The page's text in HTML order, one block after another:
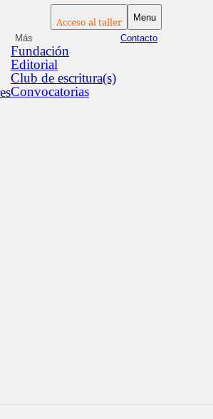
Acceso al taller
Menu
Más
Fundación
Editorial
Club de escritura(s)
Convocatorias
Contacto